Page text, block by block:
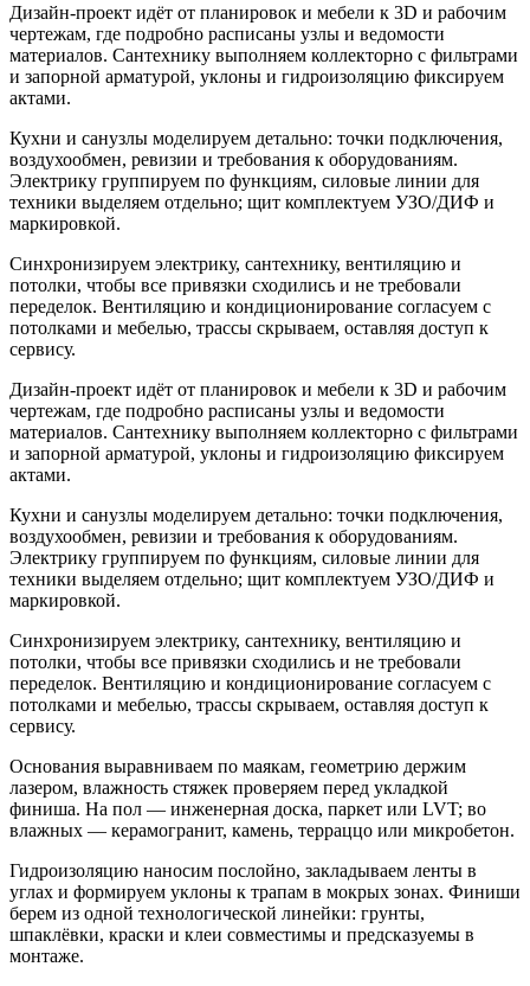
Дизайн-проект идёт от планировок и мебели к 3D и рабочим
чертежам, где подробно расписаны узлы и ведомости
материалов. Сантехнику выполняем коллекторно с фильтрами
и запорной арматурой, уклоны и гидроизоляцию фиксируем
актами.
Кухни и санузлы моделируем детально: точки подключения,
воздухообмен, ревизии и требования к оборудованиям.
Электрику группируем по функциям, силовые линии для
техники выделяем отдельно; щит комплектуем УЗО/ДИФ и
маркировкой.
Синхронизируем электрику, сантехнику, вентиляцию и
потолки, чтобы все привязки сходились и не требовали
переделок. Вентиляцию и кондиционирование согласуем с
потолками и мебелью, трассы скрываем, оставляя доступ к
сервису.
Дизайн-проект идёт от планировок и мебели к 3D и рабочим
чертежам, где подробно расписаны узлы и ведомости
материалов. Сантехнику выполняем коллекторно с фильтрами
и запорной арматурой, уклоны и гидроизоляцию фиксируем
актами.
Кухни и санузлы моделируем детально: точки подключения,
воздухообмен, ревизии и требования к оборудованиям.
Электрику группируем по функциям, силовые линии для
техники выделяем отдельно; щит комплектуем УЗО/ДИФ и
маркировкой.
Синхронизируем электрику, сантехнику, вентиляцию и
потолки, чтобы все привязки сходились и не требовали
переделок. Вентиляцию и кондиционирование согласуем с
потолками и мебелью, трассы скрываем, оставляя доступ к
сервису.
Основания выравниваем по маякам, геометрию держим
лазером, влажность стяжек проверяем перед укладкой
финиша. На пол — инженерная доска, паркет или LVT; во
влажных — керамогранит, камень, терраццо или микробетон.
Гидроизоляцию наносим послойно, закладываем ленты в
углах и формируем уклоны к трапам в мокрых зонах. Финиши
берем из одной технологической линейки: грунты,
шпаклёвки, краски и клеи совместимы и предсказуемы в
монтаже.